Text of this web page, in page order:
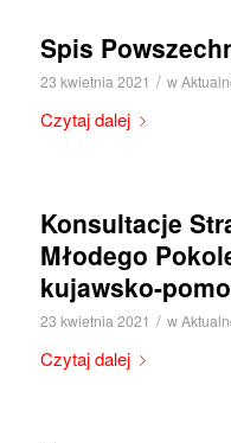
Spis
23 kwietnia 2021 / w
Czytaj dalej
Konsultacje
Młodego
kujawsko-
23 kwietnia 2021 / w
Czytaj dalej